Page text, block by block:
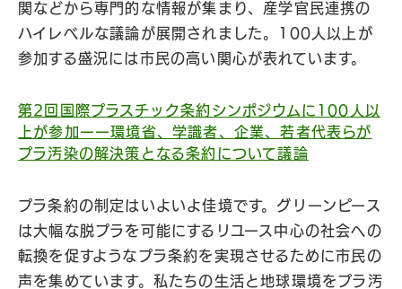
関などから専門的な情報が集まり、産学官民連携の
ハイレベルな議論が展開されました。100人以上が
参加する盛況には市民の高い関心が表れています。
第2回国際プラスチック条約シンポジウムに100人以
上が参加ーー環境省、学識者、企業、若者代表らが
プラ汚染の解決策となる条約について議論
プラ条約の制定はいよいよ佳境です。グリーンピース
は大幅な脱プラを可能にするリユース中心の社会への
転換を促すようなプラ条約を実現させるために市民の
声を集めています。私たちの生活と地球環境をプラ汚